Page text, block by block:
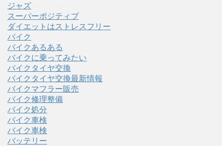
ジャズ
スーパーポジティブ
ダイエットはストレスフリー
バイク
バイクあるある
バイクに乗ってみたい
バイクタイヤ交換
バイクタイヤ交換最新情報
バイクマフラー販売
バイク修理整備
バイク処分
バイク車検
バイク車検
バッテリー